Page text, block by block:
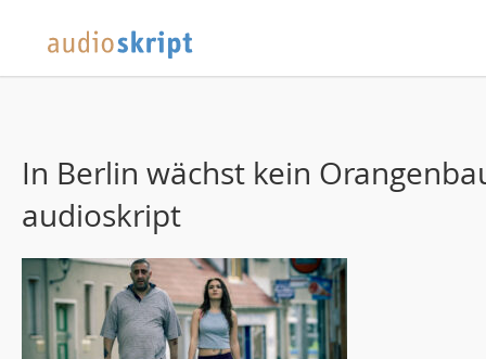
In Berlin wächst kein
audioskript